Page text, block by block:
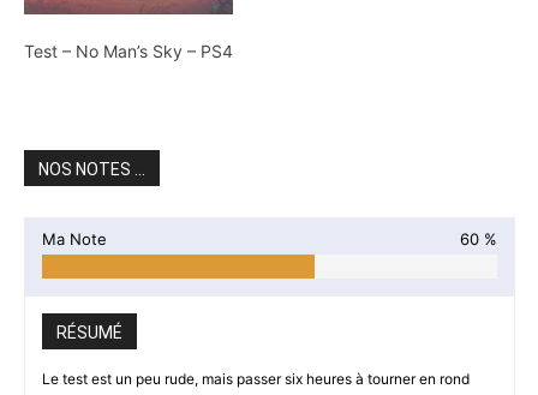
Test – No Man’s Sky – PS4
NOS NOTES ...
Ma Note 60 %
RÉSUMÉ
Le test est un peu rude, mais passer six heures à tourner en rond